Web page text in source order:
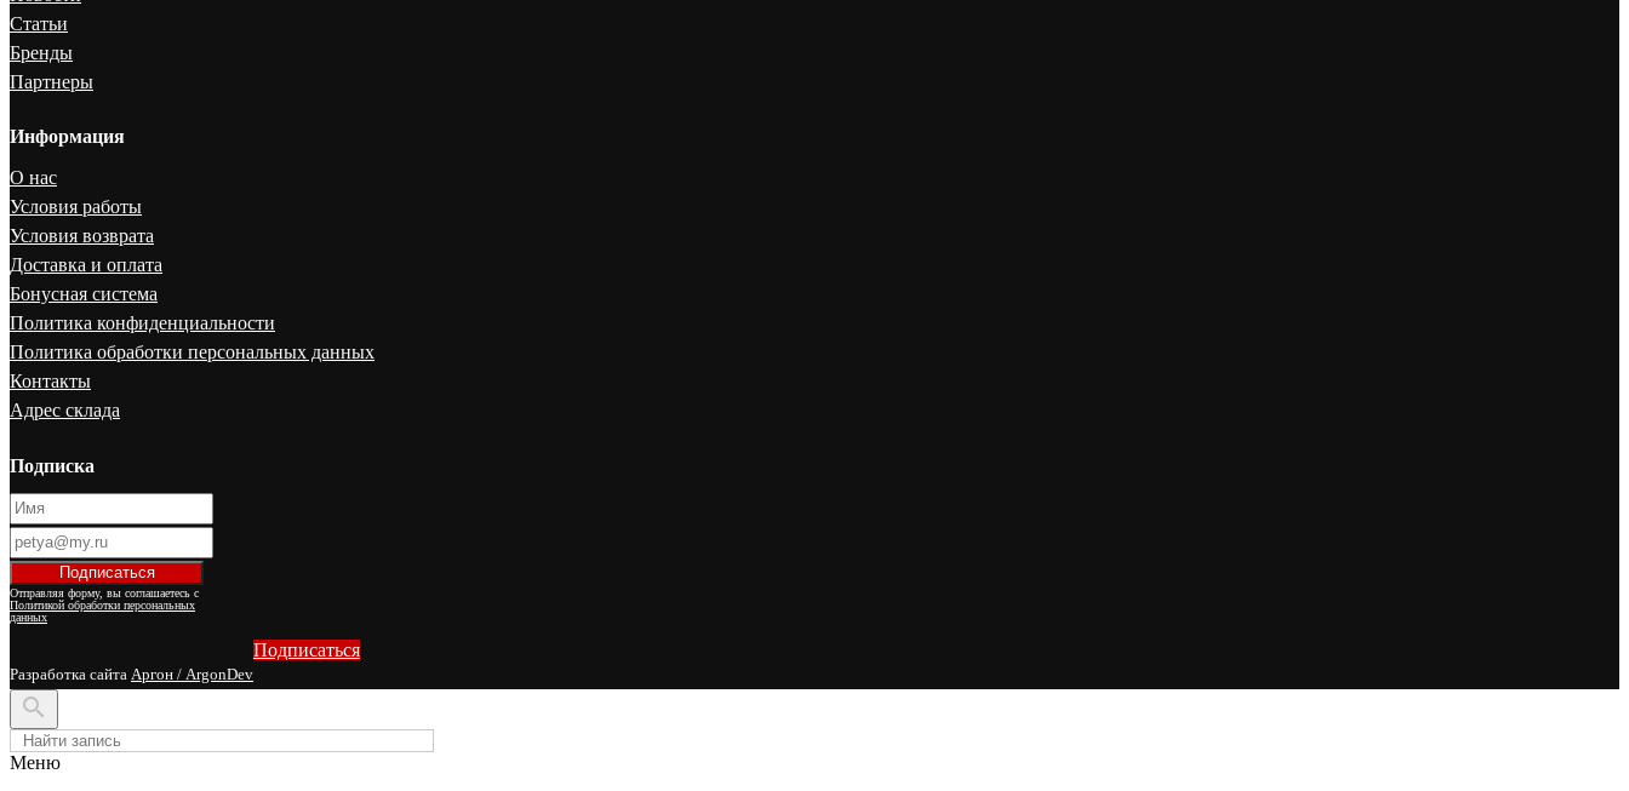
Статьи
Бренды
Партнеры
Информация
О нас
Условия работы
Условия возврата
Доставка и оплата
Бонусная система
Политика конфиденциальности
Политика обработки персональных данных
Контакты
Адрес склада
Подписка
Отправляя форму, вы соглашаетесь с
Политикой обработки персональных
данных
Подписаться
Разработка сайта Аргон / ArgonDev

Меню